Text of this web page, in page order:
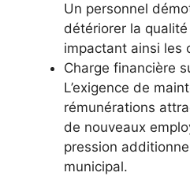
Un personnel
détériorer la
impactant ainsi les
Charge financière
L’exigence de
rémunérations
de nouveaux
pression
municipal.